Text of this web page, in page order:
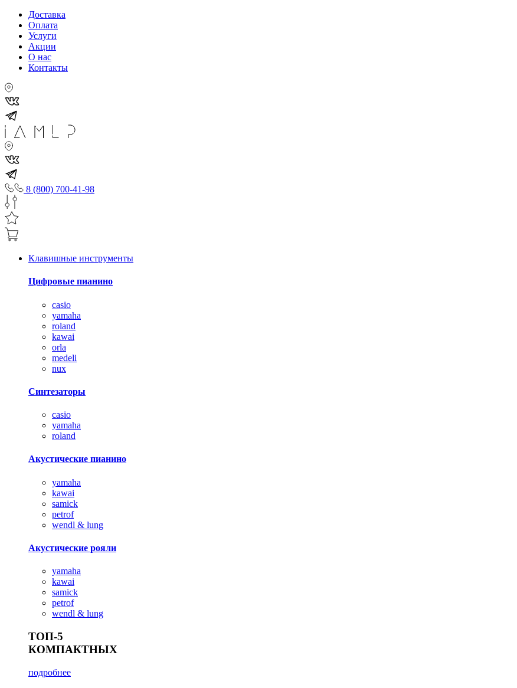
Доставка
Оплата
Услуги
Акции
О нас
Контакты
8 (800) 700-41-98
Клавишные инструменты
Цифровые пианино
casio
yamaha
roland
kawai
orla
medeli
nux
Синтезаторы
casio
yamaha
roland
Акустические пианино
yamaha
kawai
samick
petrof
wendl & lung
Акустические рояли
yamaha
kawai
samick
petrof
wendl & lung
ТОП-5
КОМПАКТНЫХ
подробнее